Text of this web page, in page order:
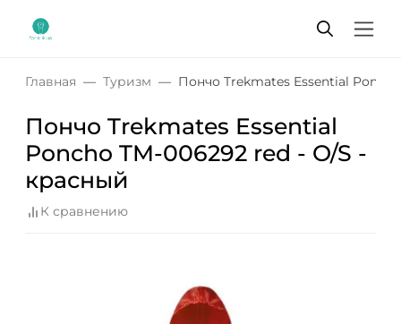
Главная Туризм Пончо Trekmates Essential
Пончо Trekmates Essential
Poncho TM-006292 red - O/S -
красный
К сравнению